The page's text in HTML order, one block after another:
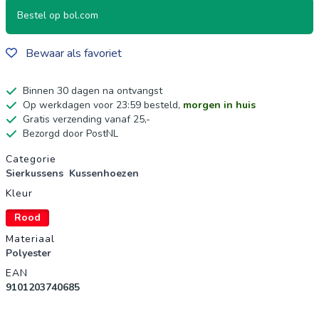
Bestel op bol.com
Bewaar als favoriet
Binnen 30 dagen na ontvangst
Op werkdagen voor 23:59 besteld, morgen in huis
Gratis verzending vanaf 25,-
Bezorgd door PostNL
Productgegevens
Categorie
Sierkussens Kussenhoezen
Kleur
Rood
Materiaal
Polyester
EAN
9101203740685